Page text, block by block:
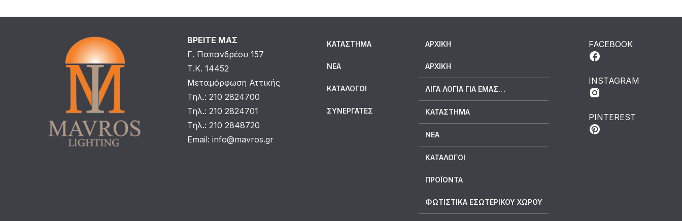
ΒΡΕΙΤΕ ΜΑΣ
Γ. Παπανδρέου 157
Τ.Κ. 14452
Μεταμόρφωση Αττικής
Τηλ.: 210 2824700
Τηλ.: 210 2824701
Τηλ.: 210 2848720
Email:info@mavros.gr
ΚΑΤΆΣΤΗΜΑ
ΝΈΑ
ΚΑΤΆΛΟΓΟΙ
ΣΥΝΕΡΓΆΤΕΣ
ΑΡΧΙΚΗ
ΑΡΧΙΚΉ
ΛΊΓΑ ΛΌΓΙΑ ΓΙΑ ΕΜΆΣ…
ΚΑΤΆΣΤΗΜΑ
ΝΈΑ
ΚΑΤΆΛΟΓΟΙ
ΠΡΟΪΟΝΤΑ
ΦΩΤΙΣΤΙΚΑ ΕΣΩΤΕΡΙΚΟΥ ΧΩΡΟΥ
FACEBOOK
INSTAGRAM
PINTEREST